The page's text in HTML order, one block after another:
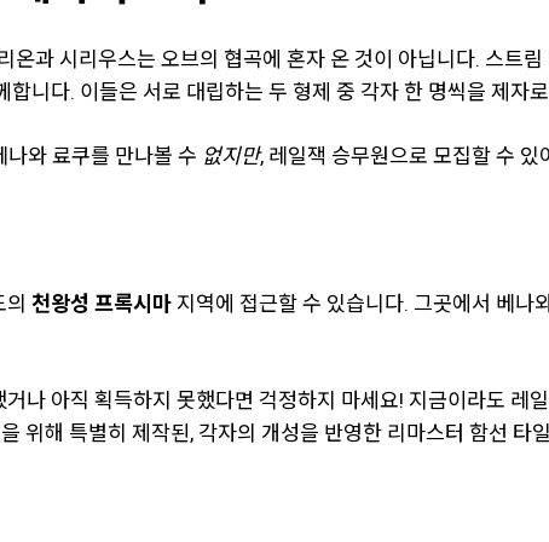
온과 시리우스는 오브의 협곡에 혼자 온 것이 아닙니다. 스트
합니다. 이들은 서로 대립하는 두 형제 중 각자 한 명씩을 제자
와 료쿠를 만나볼 수 없지만, 레일잭 승무원으로 모집할 수
천왕성 프록시마 지역에 접근할 수 있습니다. 그곳에서 베나
나 아직 획득하지 못했다면 걱정하지 마세요! 지금이라도
위해 특별히 제작된, 각자의 개성을 반영한 리마스터 함선 타